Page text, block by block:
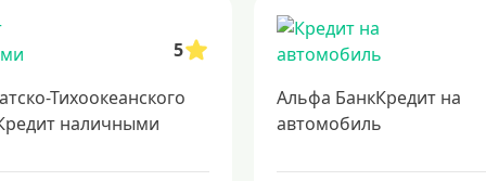
ставки и возможности получения кредит на 500000 рублей
кредит в несколько банков одновременно
образовательные кредиты
возведения собственного дома
кредиты без залога
заем наличными для любых нужд срочный кредит
5
Тихоокеанского
наличными
Альфа БанкКредит на
автомобиль